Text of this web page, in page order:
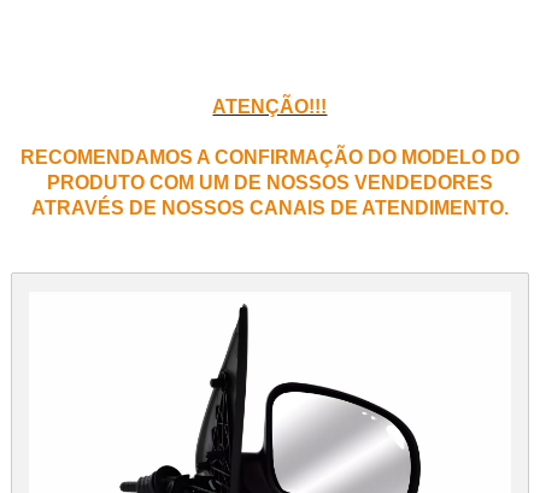
ATENÇÃO!!!
RECOMENDAMOS A CONFIRMAÇÃO DO MODELO DO
PRODUTO COM UM DE NOSSOS VENDEDORES
ATRAVÉS DE NOSSOS CANAIS DE ATENDIMENTO.